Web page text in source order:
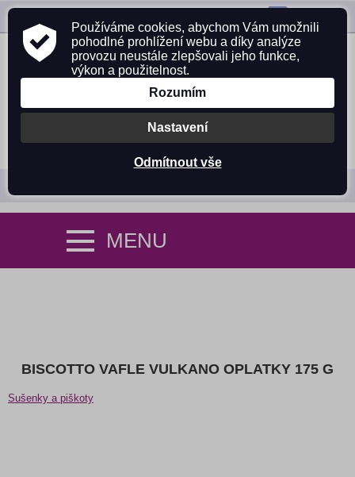
MENU
BISCOTTO VAFLE VULKANO OPLATKY 175 G
Sušenky a piškoty
Používáme cookies, abychom Vám umožnili
pohodlné prohlížení webu a díky analýze
provozu neustále zlepšovali jeho funkce,
výkon a použitelnost.
Rozumím
Nastavení
Odmítnout vše